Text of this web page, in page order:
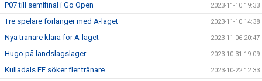
P07 till semifinal i Go Open 2023-11-10 19:33
Tre spelare förlänger med A-laget 2023-11-10 14:38
Nya tränare klara för A-laget 2023-11-06 20:47
Hugo på landslagsläger 2023-10-31 19:09
Kulladals FF söker fler tränare 2023-10-22 12:33